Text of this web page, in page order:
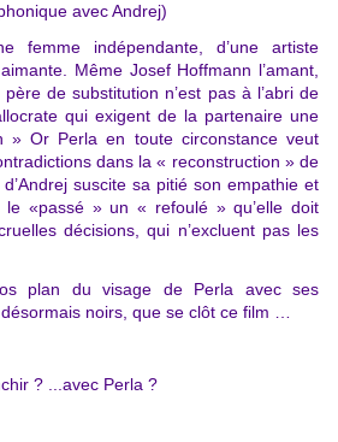
avec Andrej)
femme indépendante, d’une artiste
Même Josef Hoffmann l’amant,
de substitution n’est pas à l’abri de
qui exigent de la partenaire une
» Or Perla en toute circonstance veut
dans la « reconstruction » de
suscite sa pitié son empathie et
le «passé » un « refoulé » qu’elle doit
décisions, qui n’excluent pas les
plan du visage de Perla avec ses
noirs, que se clôt ce film …
? ...avec Perla ?